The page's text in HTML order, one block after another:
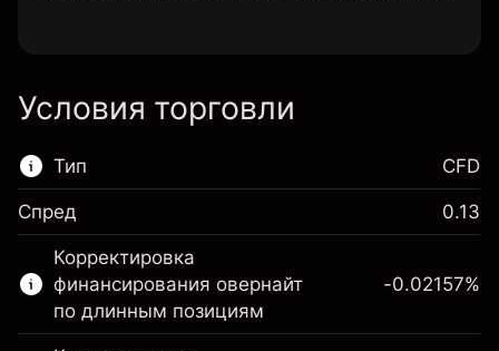
Условия торговли
Тип
Этот финансовый рынок доступен для
торговли CFD.
Подробнее о:
CFD
CFD
Спред 0.13
Корректировка
финансирования овернайт
по длинным позициям
-0.02157%